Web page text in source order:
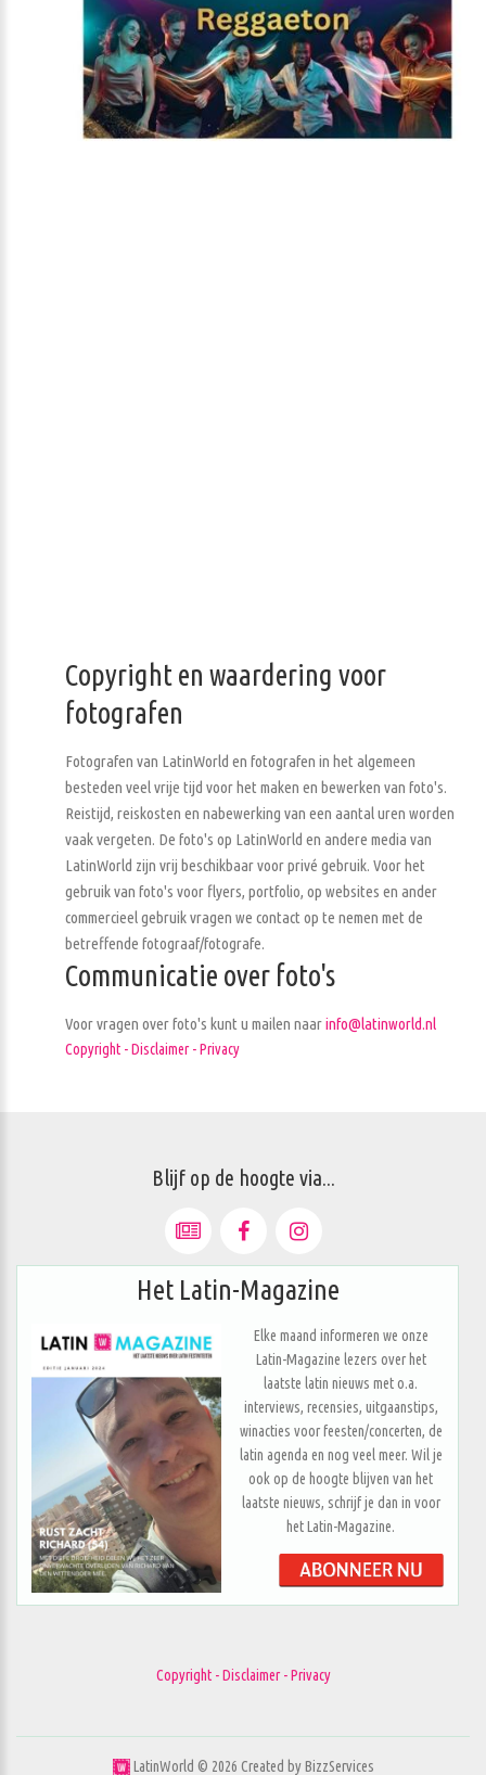
Copyright en waardering voor
fotografen
Fotografen van LatinWorld en fotografen in het algemeen
besteden veel vrije tijd voor het maken en bewerken van foto's.
Reistijd, reiskosten en nabewerking van een aantal uren worden
vaak vergeten. De foto's op LatinWorld en andere media van
LatinWorld zijn vrij beschikbaar voor privé gebruik. Voor het
gebruik van foto's voor flyers, portfolio, op websites en ander
commercieel gebruik vragen we contact op te nemen met de
betreffende fotograaf/fotografe.
Communicatie over foto's
Voor vragen over foto's kunt u mailen naarinfo@latinworld.nl
Copyright - Disclaimer - Privacy
Blijf op de hoogte via...
Het Latin-Magazine
Elke maand informeren we onze
Latin-Magazine lezers over het
laatste latin nieuws met o.a.
interviews, recensies, uitgaanstips,
winacties voor feesten/concerten, de
latin agenda en nog veel meer. Wil je
ook op de hoogte blijven van het
laatste nieuws, schrijf je dan in voor
het Latin-Magazine.
Copyright - Disclaimer - Privacy
LatinWorld © 2026 Created byBizzServices